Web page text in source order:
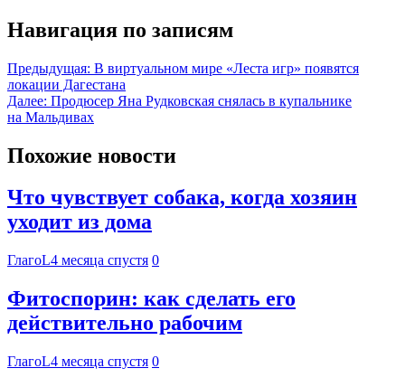
Навигация по записям
Предыдущая: В виртуальном мире «Леста игр» появятся
локации Дагестана
Далее: Продюсер Яна Рудковская снялась в купальнике
на Мальдивах
Похожие новости
Что чувствует собака, когда хозяин
уходит из дома
ГлагоL4 месяца спустя 0
Фитоспорин: как сделать его
действительно рабочим
ГлагоL4 месяца спустя 0